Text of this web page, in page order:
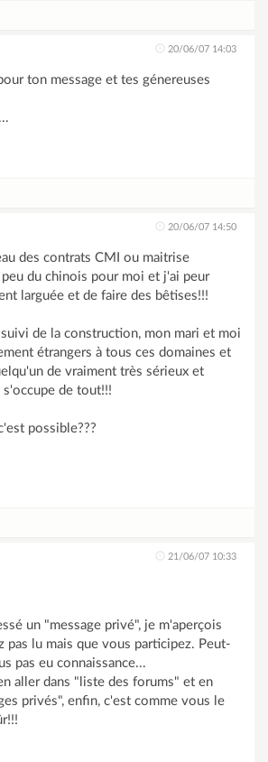
20/06/07 14:03
ton message et tes génereuses
20/06/07 14:50
des contrats CMI ou maitrise
du chinois pour moi et j'ai peur
larguée et de faire des bêtises!!!
de la construction, mon mari et moi
étrangers à tous ces domaines et
de vraiment très sérieux et
de tout!!!
possible???
21/06/07 10:33
un "message privé", je m'aperçois
pas lu mais que vous participez. Peut-
pas eu connaissance...
aller dans "liste des forums" et en
privés", enfin, c'est comme vous le